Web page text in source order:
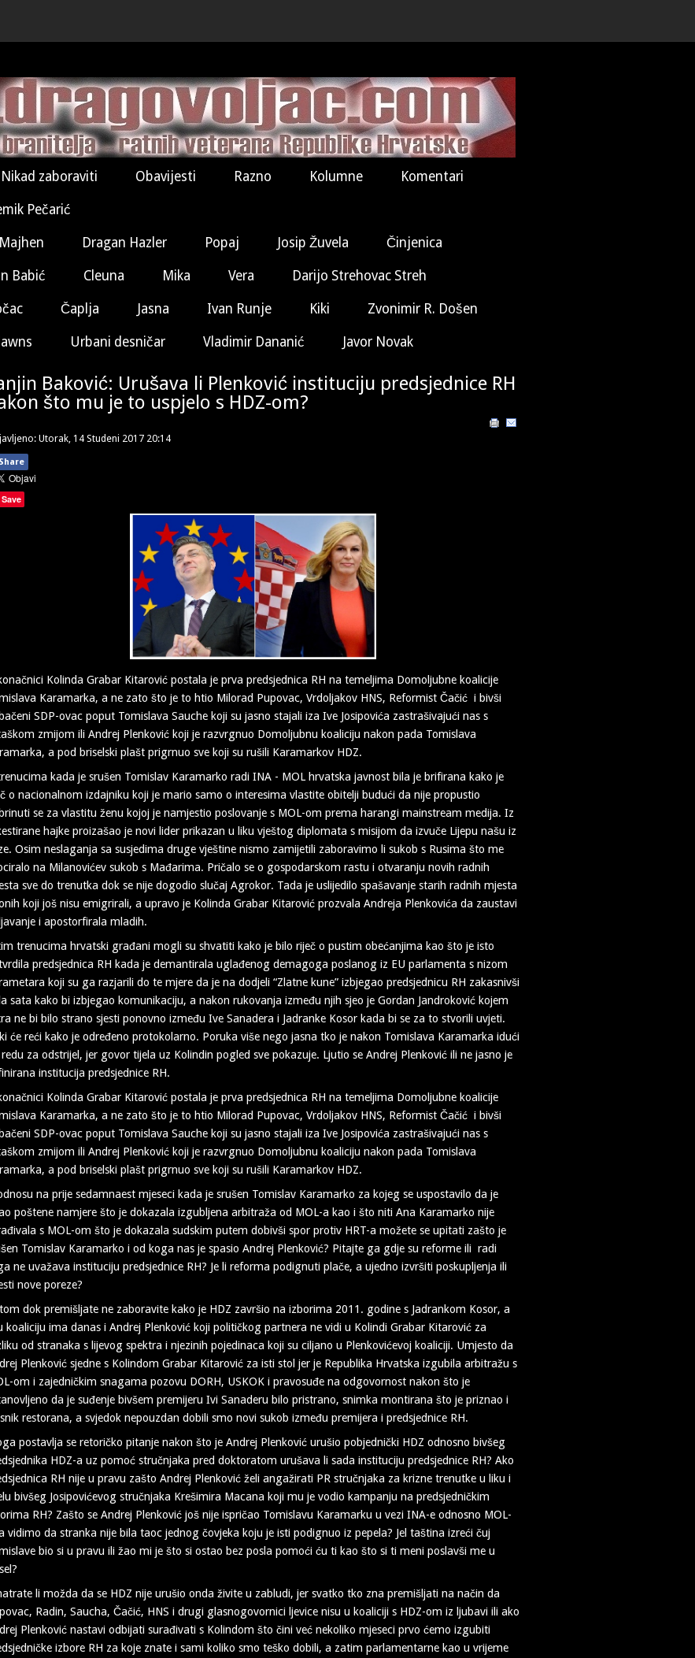
Nikad zaboraviti Obavijesti Razno Kolumne Komentari
Pečarić
Dragan Hazler Popaj Josip Žuvela Činjenica
Babić Cleuna Mika Vera Darijo Strehovac Streh
Čaplja Jasna Ivan Runje Kiki Zvonimir R. Došen
Urbani desničar Vladimir Dananić Javor Novak
Baković: Urušava li Plenković instituciju predsjednice RH
što mu je to uspjelo s HDZ-om?
Utorak, 14 Studeni 2017 20:14
Share
Save
Kolinda Grabar Kitarović postala je prva predsjednica RH na temeljima Domoljubne koalicije
Karamarka, a ne zato što je to htio Milorad Pupovac, Vrdoljakov HNS, Reformist Čačić i bivši
SDP-ovac poput Tomislava Sauche koji su jasno stajali iza Ive Josipovića zastrašivajući nas s
zmijom ili Andrej Plenković koji je razvrgnuo Domoljubnu koaliciju nakon pada Tomislava
a pod briselski plašt prigrnuo sve koji su rušili Karamarkov HDZ.
kada je srušen Tomislav Karamarko radi INA - MOL hrvatska javnost bila je brifirana kako je
o nacionalnom izdajniku koji je mario samo o interesima vlastite obitelji budući da nije propustio
se za vlastitu ženu kojoj je namjestio poslovanje s MOL-om prema harangi mainstream medija. Iz
hajke proizašao je novi lider prikazan u liku vještog diplomata s misijom da izvuče Lijepu našu iz
Osim neslaganja sa susjedima druge vještine nismo zamijetili zaboravimo li sukob s Rusima što me
na Milanovićev sukob s Mađarima. Pričalo se o gospodarskom rastu i otvaranju novih radnih
sve do trenutka dok se nije dogodio slučaj Agrokor. Tada je uslijedilo spašavanje starih radnih mjesta
koji još nisu emigrirali, a upravo je Kolinda Grabar Kitarović prozvala Andreja Plenkovića da zaustavi
i apostorfirala mladih.
trenucima hrvatski građani mogli su shvatiti kako je bilo riječ o pustim obećanjima kao što je isto
predsjednica RH kada je demantirala uglađenog demagoga poslanog iz EU parlamenta s nizom
koji su ga razjarili do te mjere da je na dodjeli “Zlatne kune” izbjegao predsjednicu RH zakasnivši
sata kako bi izbjegao komunikaciju, a nakon rukovanja između njih sjeo je Gordan Jandroković kojem
ne bi bilo strano sjesti ponovno između Ive Sanadera i Jadranke Kosor kada bi se za to stvorili uvjeti.
će reći kako je određeno protokolarno. Poruka više nego jasna tko je nakon Tomislava Karamarka idući
za odstrijel, jer govor tijela uz Kolindin pogled sve pokazuje. Ljutio se Andrej Plenković ili ne jasno je
institucija predsjednice RH.
Kolinda Grabar Kitarović postala je prva predsjednica RH na temeljima Domoljubne koalicije
Karamarka, a ne zato što je to htio Milorad Pupovac, Vrdoljakov HNS, Reformist Čačić i bivši
SDP-ovac poput Tomislava Sauche koji su jasno stajali iza Ive Josipovića zastrašivajući nas s
zmijom ili Andrej Plenković koji je razvrgnuo Domoljubnu koaliciju nakon pada Tomislava
a pod briselski plašt prigrnuo sve koji su rušili Karamarkov HDZ.
na prije sedamnaest mjeseci kada je srušen Tomislav Karamarko za kojeg se uspostavilo da je
poštene namjere što je dokazala izgubljena arbitraža od MOL-a kao i što niti Ana Karamarko nije
s MOL-om što je dokazala sudskim putem dobivši spor protiv HRT-a možete se upitati zašto je
Tomislav Karamarko i od koga nas je spasio Andrej Plenković? Pitajte ga gdje su reforme ili radi
ne uvažava instituciju predsjednice RH? Je li reforma podignuti plače, a ujedno izvršiti poskupljenja ili
nove poreze?
dok premišljate ne zaboravite kako je HDZ završio na izborima 2011. godine s Jadrankom Kosor, a
koaliciju ima danas i Andrej Plenković koji političkog partnera ne vidi u Kolindi Grabar Kitarović za
od stranaka s lijevog spektra i njezinih pojedinaca koji su ciljano u Plenkovićevoj koaliciji. Umjesto da
Plenković sjedne s Kolindom Grabar Kitarović za isti stol jer je Republika Hrvatska izgubila arbitražu s
om i zajedničkim snagama pozovu DORH, USKOK i pravosuđe na odgovornost nakon što je
da je suđenje bivšem premijeru Ivi Sanaderu bilo pristrano, snimka montirana što je priznao i
restorana, a svjedok nepouzdan dobili smo novi sukob između premijera i predsjednice RH.
postavlja se retoričko pitanje nakon što je Andrej Plenković urušio pobjednički HDZ odnosno bivšeg
HDZ-a uz pomoć stručnjaka pred doktoratom urušava li sada instituciju predsjednice RH? Ako
RH nije u pravu zašto Andrej Plenković želi angažirati PR stručnjaka za krizne trenutke u liku i
bivšeg Josipovićevog stručnjaka Krešimira Macana koji mu je vodio kampanju na predsjedničkim
RH? Zašto se Andrej Plenković još nije ispričao Tomislavu Karamarku u vezi INA-e odnosno MOL-
vidimo da stranka nije bila taoc jednog čovjeka koju je isti podignuo iz pepela? Jel taština izreći čuj
bio si u pravu ili žao mi je što si ostao bez posla pomoći ću ti kao što si ti meni poslavši me u
li možda da se HDZ nije urušio onda živite u zabludi, jer svatko tko zna premišljati na način da
Radin, Saucha, Čačić, HNS i drugi glasnogovornici ljevice nisu u koaliciji s HDZ-om iz ljubavi ili ako
Plenković nastavi odbijati surađivati s Kolindom što čini već nekoliko mjeseci prvo ćemo izgubiti
izbore RH za koje znate i sami koliko smo teško dobili, a zatim parlamentarne kao u vrijeme